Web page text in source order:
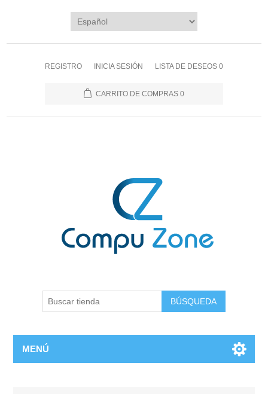
REGISTRO INICIA SESIÓN LISTA DE DESEOS 0
CARRITO DE COMPRAS 0
BÚSQUEDA
MENÚ